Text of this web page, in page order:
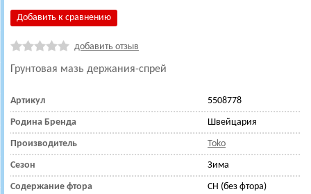
Добавить к сравнению
добавить отзыв
Грунтовая мазь держания-спрей
Артикул 5508778
Родина Бренда Швейцария
Производитель Toko
Сезон Зима
Содержание фтора CH (без фтора)